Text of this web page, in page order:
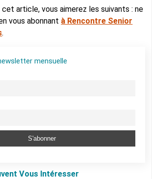
cet article, vous aimerez les suivants : ne
vous abonnant à Rencontre Senior
.
mensuelle
Vous Intéresser